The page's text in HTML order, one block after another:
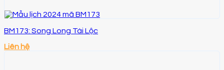
BM173: Song Long Tài Lộc
Liên hệ